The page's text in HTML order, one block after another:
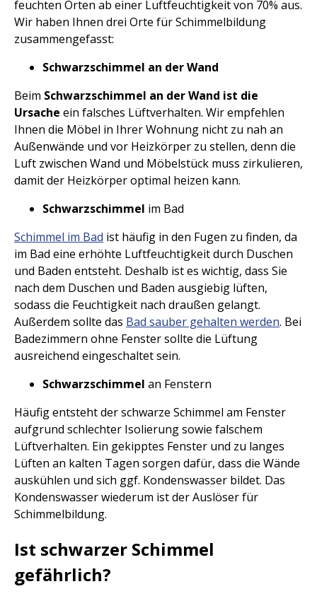
feuchten Orten ab einer Luftfeuchtigkeit von 70% aus.
Wir haben Ihnen drei Orte für Schimmelbildung
zusammengefasst:
Schwarzschimmel an der Wand
Beim Schwarzschimmel an der Wand ist die
Ursache ein falsches Lüftverhalten. Wir empfehlen
Ihnen die Möbel in Ihrer Wohnung nicht zu nah an
Außenwände und vor Heizkörper zu stellen, denn die
Luft zwischen Wand und Möbelstück muss zirkulieren,
damit der Heizkörper optimal heizen kann.
Schwarzschimmel im Bad
Schimmel im Bad ist häufig in den Fugen zu finden, da
im Bad eine erhöhte Luftfeuchtigkeit durch Duschen
und Baden entsteht. Deshalb ist es wichtig, dass Sie
nach dem Duschen und Baden ausgiebig lüften,
sodass die Feuchtigkeit nach draußen gelangt.
Außerdem sollte das Bad sauber gehalten werden. Bei
Badezimmern ohne Fenster sollte die Lüftung
ausreichend eingeschaltet sein.
Schwarzschimmel an Fenstern
Häufig entsteht der schwarze Schimmel am Fenster
aufgrund schlechter Isolierung sowie falschem
Lüftverhalten. Ein gekipptes Fenster und zu langes
Lüften an kalten Tagen sorgen dafür, dass die Wände
auskühlen und sich ggf. Kondenswasser bildet. Das
Kondenswasser wiederum ist der Auslöser für
Schimmelbildung.
Ist schwarzer Schimmel
gefährlich?